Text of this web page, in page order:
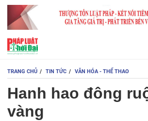
TRANG CHỦ TIN TỨC VĂN HÓA - THỂ THAO
Hanh hao đông
vàng